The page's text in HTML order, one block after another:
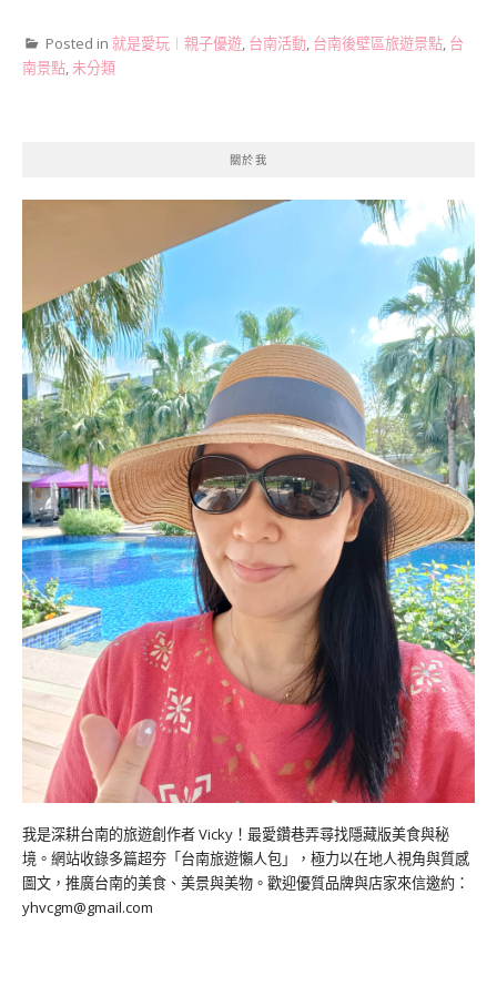
Posted in 就是愛玩︱親子優遊, 台南活動, 台南後壁區旅遊景點, 台
南景點, 未分類
關於我
我是深耕台南的旅遊創作者 Vicky！最愛鑽巷弄尋找隱藏版美食與秘
境。網站收錄多篇超夯「台南旅遊懶人包」，極力以在地人視角與質感
圖文，推廣台南的美食、美景與美物。歡迎優質品牌與店家來信邀約：
yhvcgm@gmail.com